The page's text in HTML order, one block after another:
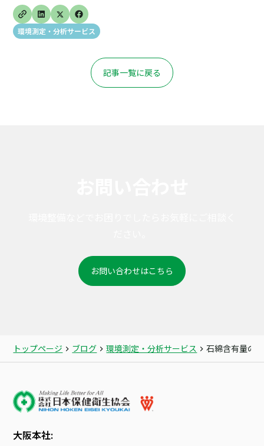
環境測定・分析サービス
記事一覧に戻る
お問い合わせはこちら
トップページ ブログ 環境測定・分析サービス 石綿含有量の
大阪本社: